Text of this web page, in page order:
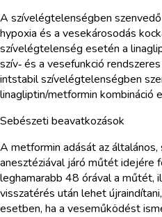
A szívelégtelenségben
hypoxia és a vesekárosodás
szívelégtelenség esetén a
szív‑ és a vesefunkció
intstabil szívelégtelenségben
linagliptin/metformin kombináció
Sebészeti beavatkozások
A metformin adását az általános,
anesztéziával járó műtét idejére
leghamarabb 48 órával a műtét,
visszatérés után lehet
esetben, ha a veseműködést